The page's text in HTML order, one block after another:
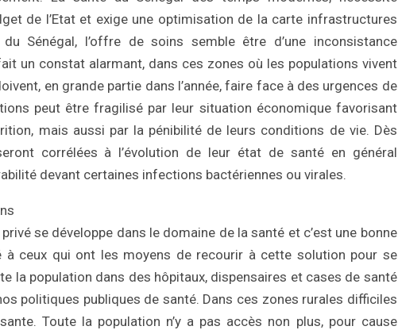
de l’Etat et exige une optimisation de la carte infrastructures
Sénégal, l’offre de soins semble être d’une inconsistance
un constat alarmant, dans ces zones où les populations vivent
en grande partie dans l’année, faire face à des urgences de
peut être fragilisé par leur situation économique favorisant
mais aussi par la pénibilité de leurs conditions de vie. Dès
corrélées à l’évolution de leur état de santé en général
devant certaines infections bactériennes ou virales.
se développe dans le domaine de la santé et c’est une bonne
à ceux qui ont les moyens de recourir à cette solution pour se
la population dans des hôpitaux, dispensaires et cases de santé
politiques publiques de santé. Dans ces zones rurales difficiles
Toute la population n’y a pas accès non plus, pour cause